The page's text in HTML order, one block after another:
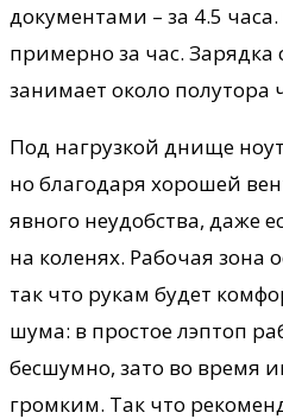
документами – за 4.5
примерно за час. Зарядка
занимает около полутора
Под нагрузкой днище
но благодаря хорошей
явного неудобства, даже
на коленях. Рабочая зона
так что рукам будет
шума: в простое лэптоп
бесшумно, зато во время
громким. Так что